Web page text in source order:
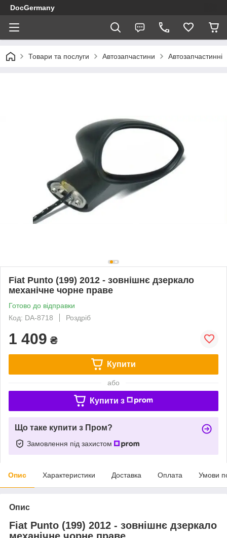
DocGermany
Товари та послуги Автозапчастини Автозапчастинні
Fiat Punto (199) 2012 - зовнішнє дзеркало
механічне чорне праве
Готово до відправки
Код: DA-8718
Роздріб
1 409 ₴
Купити
або
Купити з
Що таке купити з Пром?
Замовлення під захистом
Опис Характеристики Доставка Оплата Умови
Опис
Fiat Punto (199) 2012 - зовнішнє дзеркало